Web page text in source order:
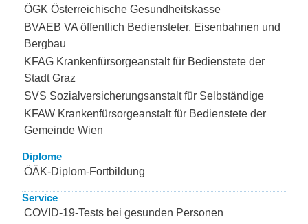
ÖGK Österreichische Gesundheitskasse
BVAEB VA öffentlich Bediensteter, Eisenbahnen und
Bergbau
KFAG Krankenfürsorgeanstalt für Bedienstete der
Stadt Graz
SVS Sozialversicherungsanstalt für Selbständige
KFAW Krankenfürsorgeanstalt für Bedienstete der
Gemeinde Wien
Diplome
ÖÄK-Diplom-Fortbildung
Service
COVID-19-Tests bei gesunden Personen